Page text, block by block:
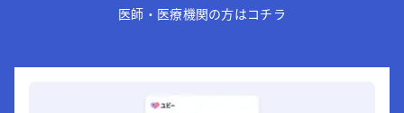
医師・医療機関の方はコチラ